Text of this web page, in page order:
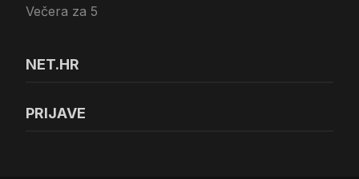
Večera za 5
NET.HR
PRIJAVE